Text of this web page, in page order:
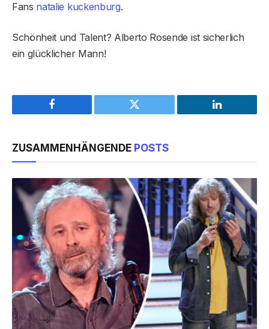
Fans natalie kuckenburg.
Schönheit und Talent? Alberto Rosende ist sicherlich
ein glücklicher Mann!
Facebook Twitter LinkedIn
ZUSAMMENHÄNGENDE POSTS